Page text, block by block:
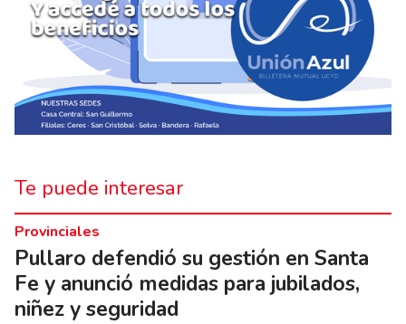
Te puede interesar
Pullaro defendió su gestión en Santa
Fe y anunció medidas para jubilados,
niñez y seguridad
Provinciales